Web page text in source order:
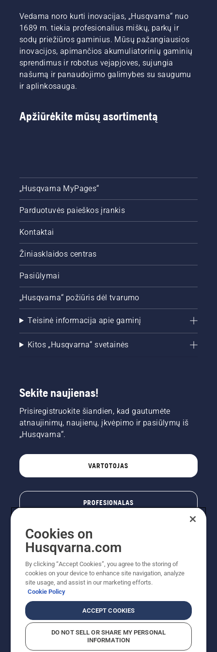
„Husqvarna
540 XP®
Mark III“
ir
„Husqvarna
T540
XP®
Vedama noro kurti inovacijas, „Husqvarna“ nuo
1689 m. tiekia profesionalius miškų, parkų ir
sodų priežiūros gaminius. Mūsų pažangiausios
inovacijos, apimančios akumuliatorinių gaminių
sprendimus ir robotus vejapjoves, sujungia
našumą ir panaudojimo galimybes su saugumu
ir aplinkosauga.
Apžiūrėkite mūsų asortimentą
„Husqvarna MyPages“
Parduotuvės paieškos įrankis
Kontaktai
Žiniasklaidos centras
Pasiūlymai
„Husqvarna“ požiūris dėl tvarumo
Teisinė informacija apie gaminį
Kitos „Husqvarna“ svetainės
Sekite naujienas!
Prisiregistruokite šiandien, kad gautumėte
atnaujinimų, naujienų, įkvėpimo ir pasiūlymų iš
„Husqvarna“.
VARTOTOJAS
PROFESIONALAS
© „Husqvarna AB“ (leid). Visos teisės priklauso autoriui.
Nurodoma rekomenduojama mažmeninė kaina (RMK),
įskaitant PVM. RMK yra kaina, už kurią gamintojas
rekomenduoja pardavėjui parduoti prekę. UAB
"Husqvarna Lietuva" prekių vartotojams neparduoda,
Cookies on
Husqvarna.com
By clicking “Accept Cookies”, you agree to the storing of
cookies on your device to enhance site navigation, analyze
site usage, and assist in our marketing efforts.
Cookie Policy
ACCEPT COOKIES
DO NOT SELL OR SHARE MY PERSONAL
INFORMATION